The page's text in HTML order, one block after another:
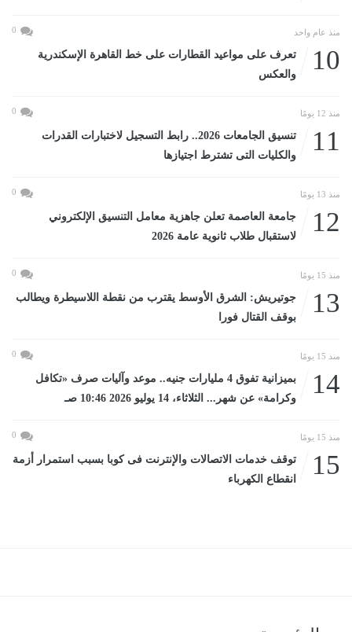
منذ عام واحد 0
10
تعرف على مواعيد القطارات على خط القاهرة الإسكندرية
والعكس
منذ 12 يومًا 0
11
تنسيق الجامعات 2026.. رابط التسجيل لاختبارات القدرات
والكليات التى تشترط اجتيازها
منذ 13 يومًا 0
12
جامعة العاصمة تعلن جاهزية معامل التنسيق الإلكتروني
لاستقبال طلاب ثانوية عامة 2026
منذ 15 يومًا 0
13
جوتيريش: الشرق الأوسط يقترب من نقطة اللاسيطرة ويطالب
بوقف القتال فورا
منذ 15 يومًا 0
14
بميزانية تفوق 4 مليارات جنيه.. موعد وآليات صرف «تكافل
وكرامة» عن شهر... الثلاثاء، 14 يوليو 2026 10:46 صـ
منذ 15 يومًا 0
15
توقف خدمات الاتصالات والإنترنت فى كوبا بسبب استمرار أزمة
انقطاع الكهرباء